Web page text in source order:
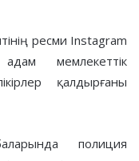
ресми Instagram
мемлекеттік
қалдырғаны
полиция